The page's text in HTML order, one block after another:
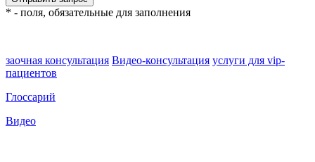
* - поля, обязательные для заполнения
заочная консультация Видео-консультация услуги для vip-
пациентов
Глоссарий
Видео